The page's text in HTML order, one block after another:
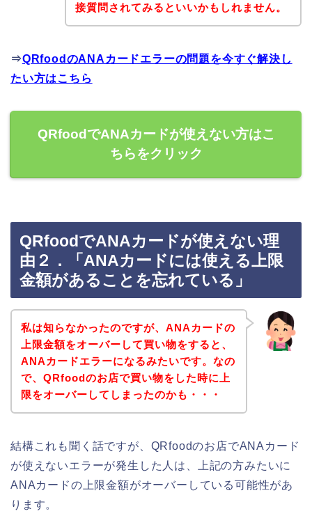
接質問されてみるといいかもしれません。
⇒QRfoodのANAカードエラーの問題を今すぐ解決し
たい方はこちら
QRfoodでANAカードが使えない方はこ
ちらをクリック
QRfoodでANAカードが使えない理
由２．「ANAカードには使える上限
金額があることを忘れている」
私は知らなかったのですが、ANAカードの
上限金額をオーバーして買い物をすると、
ANAカードエラーになるみたいです。なの
で、QRfoodのお店で買い物をした時に上
限をオーバーしてしまったのかも・・・
結構これも聞く話ですが、QRfoodのお店でANAカード
が使えないエラーが発生した人は、上記の方みたいに
ANAカードの上限金額がオーバーしている可能性があ
ります。